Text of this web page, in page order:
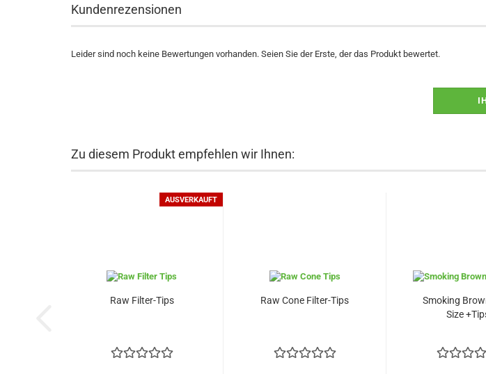
Kundenrezensionen
Leider sind noch keine Bewertungen vorhanden. Seien Sie der Erste, der das Produkt bewertet.
Zu diesem Produkt empfehlen wir Ihnen:
AUSVERKAUFT
Raw Filter-Tips Raw Cone Filter-Tips
Smoking
Size